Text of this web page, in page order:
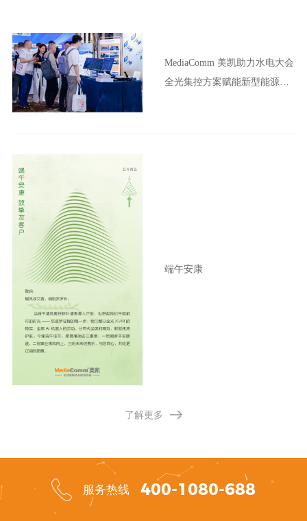
MediaComm 美凯助力水电大会
全光集控方案赋能新型能源体
端午安康
了解更多
服务热线 400-1080-688